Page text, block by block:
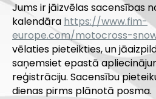
Jums ir jāizvēlas sacensības
kalendāra https://www.fim-
europe.com/motocross-
vēlaties pieteikties, un
saņemsiet epastā
reģistrāciju. Sacensību
dienas pirms plānotā posma.